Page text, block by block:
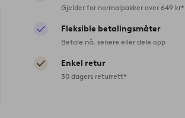
Gjelder for normalpakker over 649 kr*
Fleksible betalingsmåter
Betale nå, senere eller dele opp
Enkel retur
30 dagers returrett*